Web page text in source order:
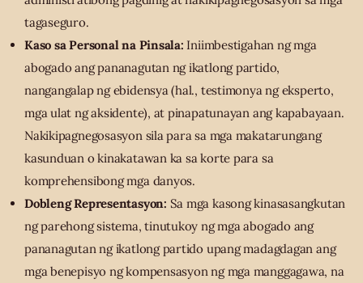
tagaseguro.
Kaso sa Personal na Pinsala: Iniimbestigahan ng mga
abogado ang pananagutan ng ikatlong partido,
nangangalap ng ebidensya (hal., testimonya ng eksperto,
mga ulat ng aksidente), at pinapatunayan ang kapabayaan.
Nakikipagnegosasyon sila para sa mga makatarungang
kasunduan o kinakatawan ka sa korte para sa
komprehensibong mga danyos.
Dobleng Representasyon: Sa mga kasong kinasasangkutan
ng parehong sistema, tinutukoy ng mga abogado ang
pananagutan ng ikatlong partido upang madagdagan ang
mga benepisyo ng kompensasyon ng mga manggagawa, na